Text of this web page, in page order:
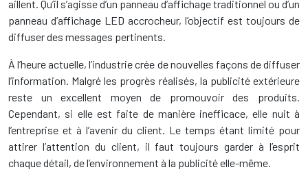
aillent. Qu’il s’agisse d’un panneau d’affichage traditionnel ou d’un
panneau d’affichage LED accrocheur, l’objectif est toujours de
diffuser des messages pertinents.
À l’heure actuelle, l’industrie crée de nouvelles façons de diffuser
l’information. Malgré les progrès réalisés, la publicité extérieure
reste un excellent moyen de promouvoir des produits.
Cependant, si elle est faite de manière inefficace, elle nuit à
l’entreprise et à l’avenir du client. Le temps étant limité pour
attirer l’attention du client, il faut toujours garder à l’esprit
chaque détail, de l’environnement à la publicité elle-même.